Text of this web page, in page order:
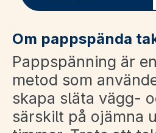
Om pappspända
Pappspänning är
metod som
skapa släta vägg-
särskilt på ojämna